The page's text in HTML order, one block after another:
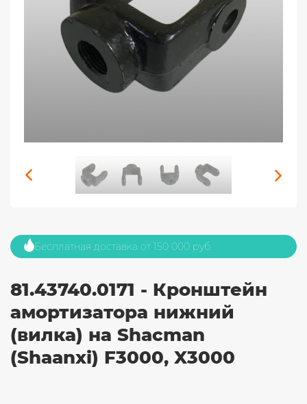
Бесплатная доставка от 150 000 руб.
81.43740.0171 - Кронштейн
амортизатора нижний
(вилка) на Shacman
(Shaanxi) F3000, X3000